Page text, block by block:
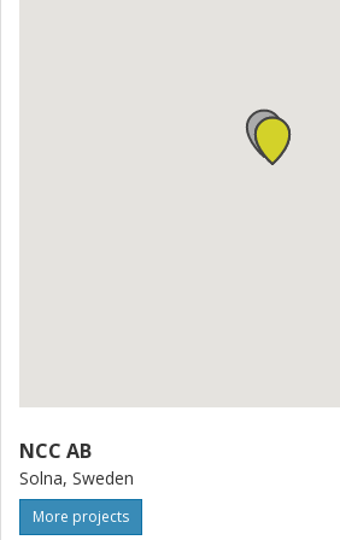
NCC AB
Solna, Sweden
More projects